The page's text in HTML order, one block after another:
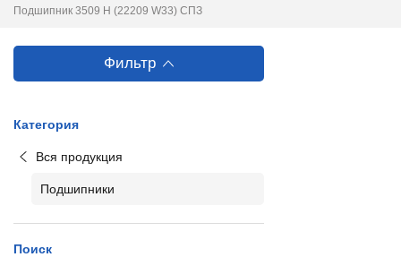
Подшипник 3509 Н (22209 W33) СПЗ
Фильтр
Категория
Вся продукция
Подшипники
Поиск